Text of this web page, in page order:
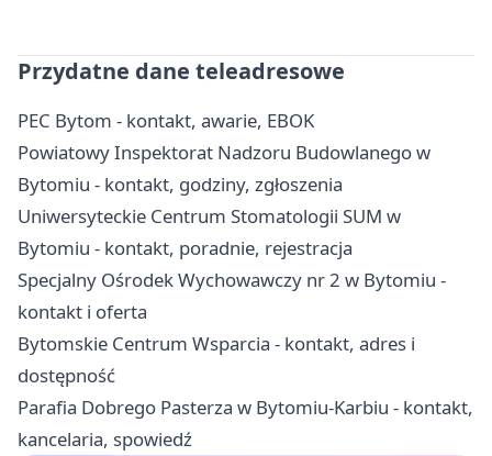
Przydatne dane teleadresowe
PEC Bytom - kontakt, awarie, EBOK
Powiatowy Inspektorat Nadzoru Budowlanego w
Bytomiu - kontakt, godziny, zgłoszenia
Uniwersyteckie Centrum Stomatologii SUM w
Bytomiu - kontakt, poradnie, rejestracja
Specjalny Ośrodek Wychowawczy nr 2 w Bytomiu -
kontakt i oferta
Bytomskie Centrum Wsparcia - kontakt, adres i
dostępność
Parafia Dobrego Pasterza w Bytomiu-Karbiu - kontakt,
kancelaria, spowiedź